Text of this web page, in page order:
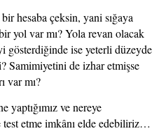
hesaba çeksin, yani sığaya
yol var mı? Yola revan olacak
gösterdiğinde ise yeterli düzeyde
Samimiyetini de izhar etmişse
var mı?
yaptığımız ve nereye
etme imkânı elde edebiliriz…